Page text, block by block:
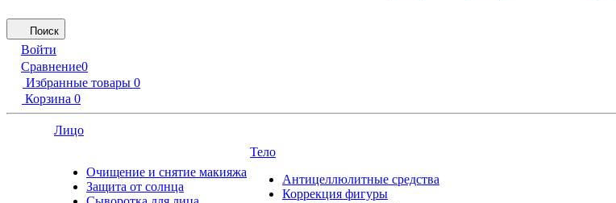
Поиск
Войти
Сравнение0
Избранные товары 0
Корзина 0
Лицо
Очищение и снятие макияжа
Защита от солнца
Тело
Антицеллюлитные средства
Коррекция фигуры